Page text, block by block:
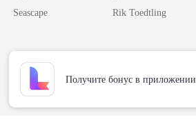
Гениальная
Seascape
Месть
Rik Toedtling
Получите бонус в приложении